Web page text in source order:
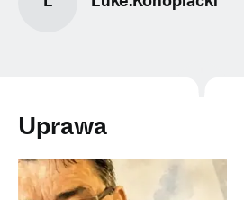
Uprawa